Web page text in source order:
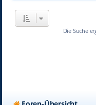
Die Suche